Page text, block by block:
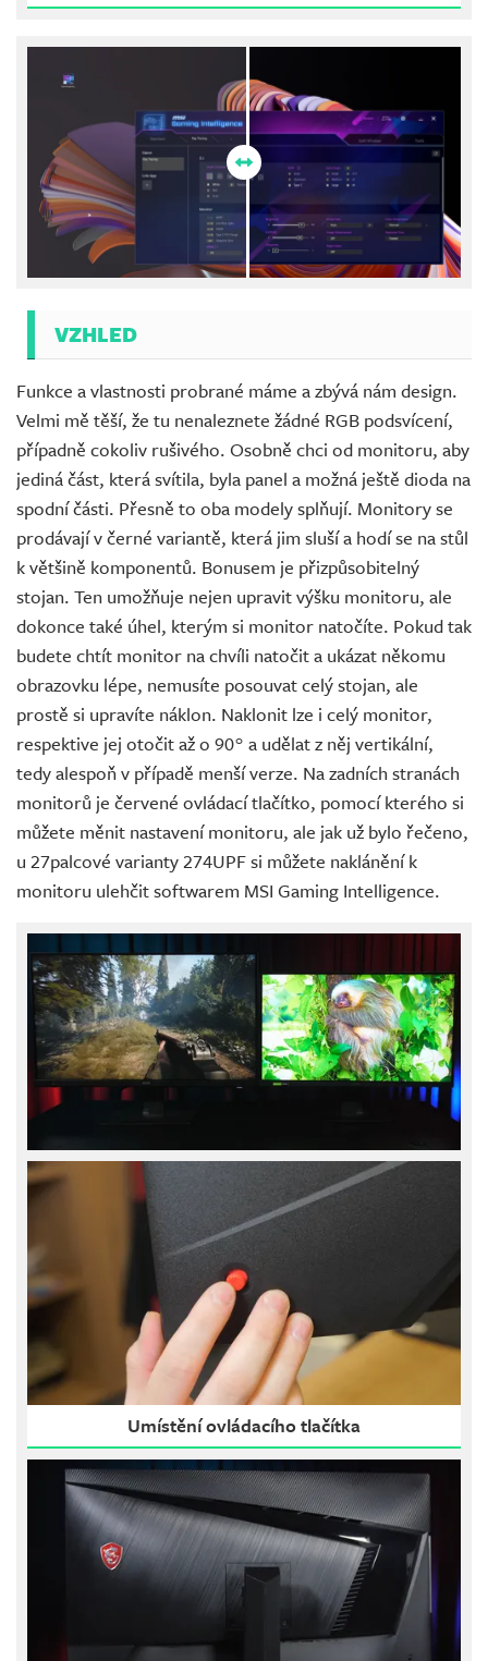
VZHLED
Funkce a vlastnosti probrané máme a zbývá nám design.
Velmi mě těší, že tu nenaleznete žádné RGB podsvícení,
případně cokoliv rušivého. Osobně chci od monitoru, aby
jediná část, která svítila, byla panel a možná ještě dioda na
spodní části. Přesně to oba modely splňují. Monitory se
prodávají v černé variantě, která jim sluší a hodí se na stůl
k většině komponentů. Bonusem je přizpůsobitelný
stojan. Ten umožňuje nejen upravit výšku monitoru, ale
dokonce také úhel, kterým si monitor natočíte. Pokud tak
budete chtít monitor na chvíli natočit a ukázat někomu
obrazovku lépe, nemusíte posouvat celý stojan, ale
prostě si upravíte náklon. Naklonit lze i celý monitor,
respektive jej otočit až o 90° a udělat z něj vertikální,
tedy alespoň v případě menší verze. Na zadních stranách
monitorů je červené ovládací tlačítko, pomocí kterého si
můžete měnit nastavení monitoru, ale jak už bylo řečeno,
u 27palcové varianty 274UPF si můžete naklánění k
monitoru ulehčit softwarem MSI Gaming Intelligence.
Umístění ovládacího tlačítka